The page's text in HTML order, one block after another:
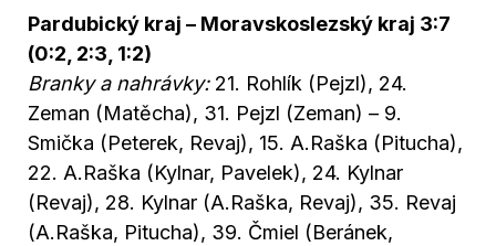
Pardubický kraj – Moravskoslezský kraj 3:7
(0:2, 2:3, 1:2)
Branky a nahrávky:21. Rohlík (Pejzl), 24.
Zeman (Matěcha), 31. Pejzl (Zeman) – 9.
Smička (Peterek, Revaj), 15. A.Raška (Pitucha),
22. A.Raška (Kylnar, Pavelek), 24. Kylnar
(Revaj), 28. Kylnar (A.Raška, Revaj), 35. Revaj
(A.Raška, Pitucha), 39. Čmiel (Beránek,